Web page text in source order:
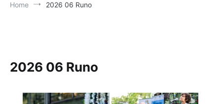
Home 2026 06 Runo
2026 06 Runo